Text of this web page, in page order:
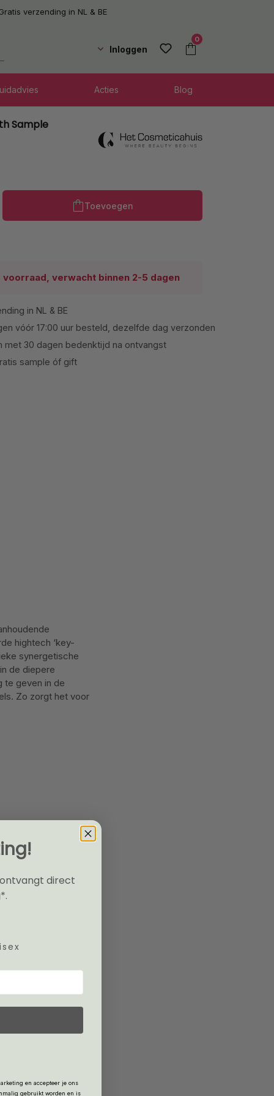
verzending in NL & BE
Inloggen
0
Acties Blog
Sample
Producthoeveelheid: Voer de
Toevoegen
voorraad, verwacht binnen 2-5 dagen
in NL & BE
vóór 17:00 uur besteld, dezelfde dag verzonden
met 30 dagen bedenktijd na ontvangst
sample óf gift
hightech ‘key-
synergetische
de diepere
te geven in de
Zo zorgt het voor
direct
en accepteer je ons
gebruikt worden en is